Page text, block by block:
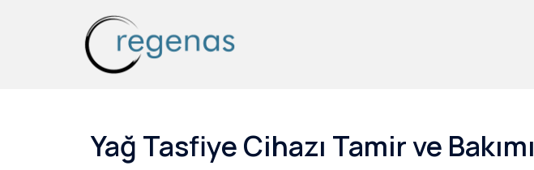
Yağ Tasfiye Cihazı Tamir ve Bakımı